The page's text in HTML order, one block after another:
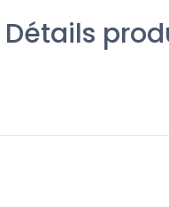
Détails